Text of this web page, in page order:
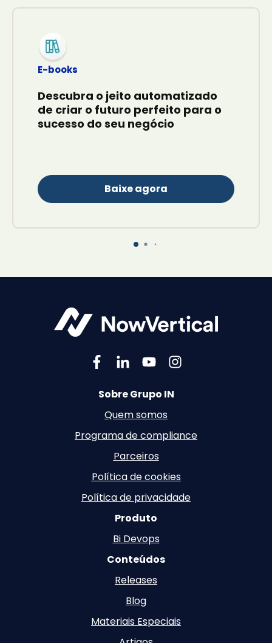
E-books
Descubra o jeito automatizado
de criar o futuro perfeito para o
sucesso do seu negócio
Baixe agora
Sobre Grupo IN
Quem somos
Programa de compliance
Parceiros
Política de cookies
Política de privacidade
Produto
Bi Devops
Conteúdos
Releases
Blog
Materiais Especiais